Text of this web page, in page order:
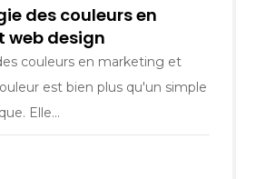
des couleurs en
web design
couleurs en marketing et
est bien plus qu'un simple
Elle...